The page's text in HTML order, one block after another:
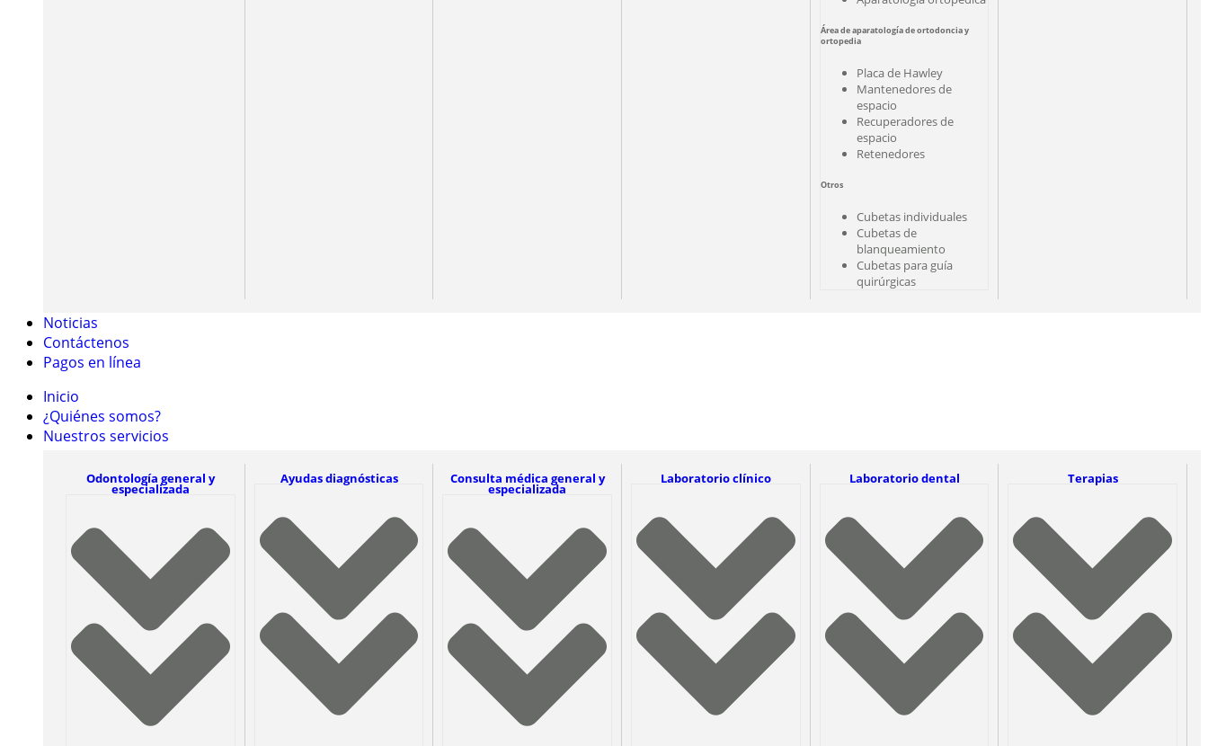
Área de aparatología de ortodoncia y
ortopedia
Placa de Hawley
Mantenedores de
espacio
Recuperadores de
espacio
Retenedores
Otros
Cubetas individuales
Cubetas de
blanqueamiento
Cubetas para guía
quirúrgicas
Noticias
Contáctenos
Pagos en línea
Inicio
¿Quiénes somos?
Nuestros servicios
Odontología general y
especializada
Ayudas diagnósticas Consulta médica general y
especializada
Laboratorio clínico Laboratorio dental Terapias